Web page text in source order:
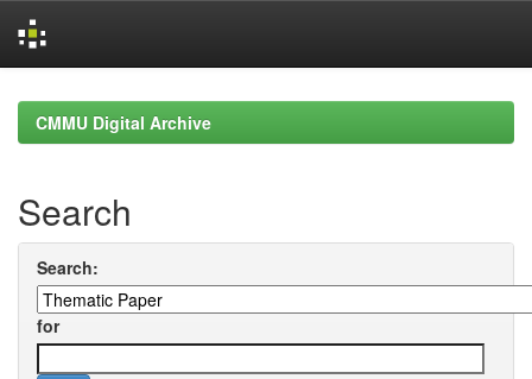
navigationCMMU Digital Archive
Search
Search:
for